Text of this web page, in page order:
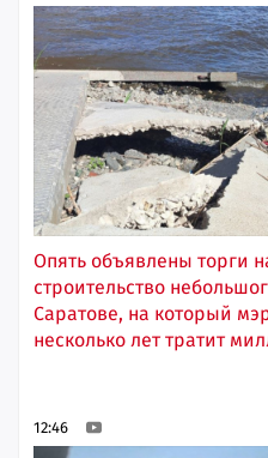
Опять объявлены торги
строительство
Саратове, на который
несколько лет тратит
12:46